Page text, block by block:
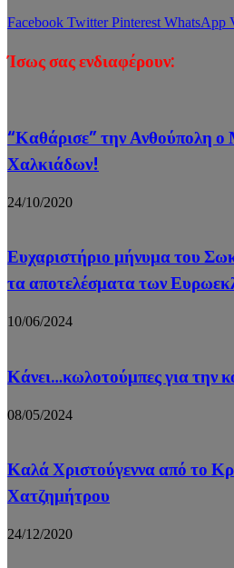
Facebook Twitter Pinterest WhatsApp
Ίσως σας ενδιαφέρουν:
“Καθάρισε” την Ανθούπολη ο
Χαλκιάδων!
24/10/2020
Ευχαριστήριο μήνυμα του
τα αποτελέσματα των
10/06/2024
Κάνει…κωλοτούμπες για την
08/05/2024
Καλά Χριστούγεννα από το
Χατζημήτρου
24/12/2020